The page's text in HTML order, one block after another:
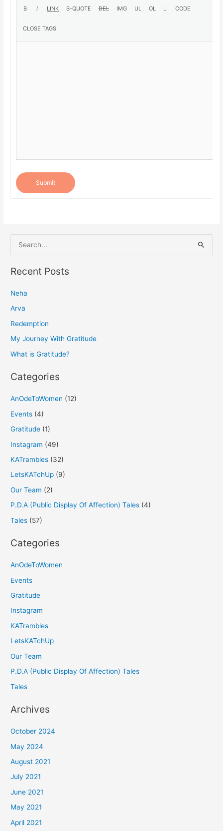
Submit
e
a
c
h
f
o
Recent Posts
Neha
Arva
Redemption
My Journey With Gratitude
What is Gratitude?
Categories
AnOdeToWomen (12)
Events (4)
Gratitude (1)
Instagram (49)
KATrambles (32)
LetsKATchUp (9)
Our Team (2)
P.D.A (Public Display Of Affection) Tales (4)
Tales (57)
Categories
AnOdeToWomen
Events
Gratitude
Instagram
KATrambles
LetsKATchUp
Our Team
P.D.A (Public Display Of Affection) Tales
Tales
Archives
October 2024
May 2024
August 2021
July 2021
June 2021
May 2021
April 2021